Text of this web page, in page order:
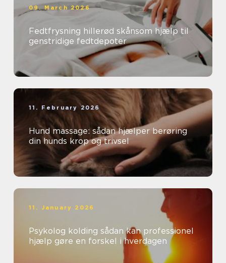
09. March 2026
Fedtfrysning hillerød skånsom hjælp til
genstridige fedtdepoter
11. February 2026
Hund massage: sådan hjælper berøring
din hunds krop og trivsel
11. January 2026
Psykolog kolding sådan kan professionel
hjælp gøre en forskel i hverdagen